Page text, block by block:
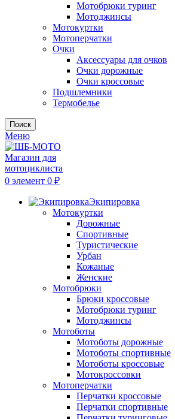
Мотобрюки туринг
Мотоджинсы
Мотокуртки
Мотоперчатки
Очки
Аксессуары для очков
Очки дорожные
Очки кроссовые
Подшлемники
Термобелье
Поиск
Меню
0 элемент 0 ₽
Экипировка
Мотокуртки
Дорожные
Спортивные
Туристические
Урбан
Кожаные
Женские
Мотобрюки
Брюки кроссовые
Мотобрюки туринг
Мотоджинсы
Мотоботы
Мотоботы дорожные
Мотоботы спортивные
Мотоботы кроссовые
Мотокроссовки
Мотоперчатки
Перчатки кроссовые
Перчатки спортивные